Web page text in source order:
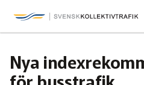
Hoppa
Tillsammans blir vi smartare
Nya